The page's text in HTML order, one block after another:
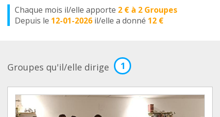
Chaque mois il/elle apporte 2 € à 2 Groupes
Depuis le 12-01-2026 il/elle a donné 12 €
Groupes qu'il/elle dirige 1